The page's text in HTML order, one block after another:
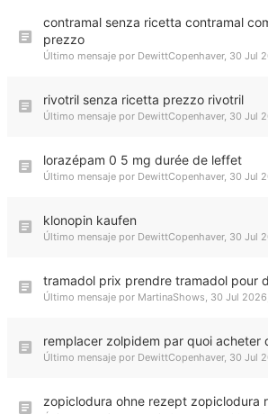
contramal senza ricetta contramal
prezzo
Último mensaje por DewittCopenhaver, 30 Jul
rivotril senza ricetta prezzo rivotril
Último mensaje por DewittCopenhaver, 30 Jul
lorazépam 0 5 mg durée de leffet
Último mensaje por DewittCopenhaver, 30 Jul
klonopin kaufen
Último mensaje por DewittCopenhaver, 30 Jul
tramadol prix prendre tramadol pour
Último mensaje por MartinaShows, 30 Jul
remplacer zolpidem par quoi acheter
Último mensaje por DewittCopenhaver, 30 Jul
zopiclodura ohne rezept zopiclodura